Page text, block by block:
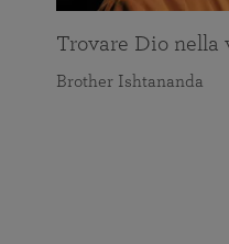
Trovare Dio nella
Brother Ishtananda